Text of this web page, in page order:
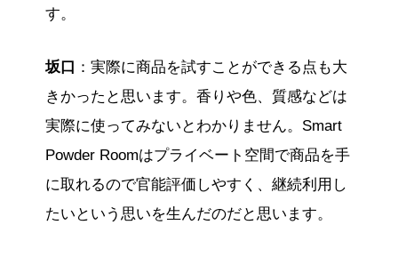
す。
坂口 ：実際に商品を試すことができる点も大
きかったと思います。香りや色、質感などは
実際に使ってみないとわかりません。Smart
Powder Roomはプライベート空間で商品を手
に取れるので官能評価しやすく、継続利用し
たいという思いを生んだのだと思います。